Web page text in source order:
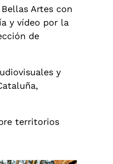
Artes con
y vídeo por la
de
y
territorios